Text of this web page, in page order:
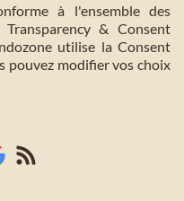
à l'ensemble des
& Consent
utilise la Consent
pouvez modifier vos choix